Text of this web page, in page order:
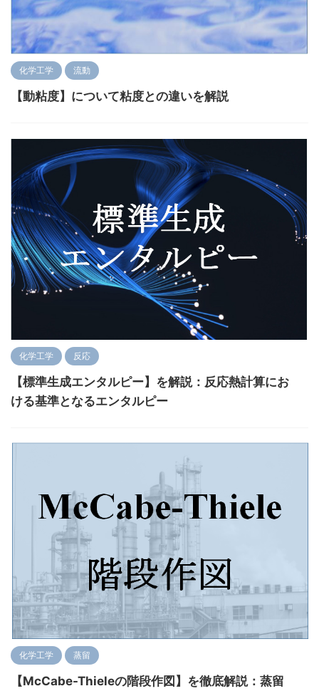
化学工学 流動
【動粘度】について粘度との違いを解説
化学工学 反応
【標準生成エンタルピー】を解説：反応熱計算にお
ける基準となるエンタルピー
化学工学 蒸留
【McCabe-Thieleの階段作図】を徹底解説：蒸留